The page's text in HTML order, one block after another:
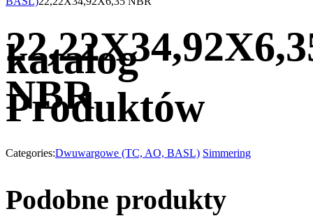
katalog
Produktów
NBR
Categories:Dwuwargowe (TC, AO, BASL) Simmering
Podobne produkty